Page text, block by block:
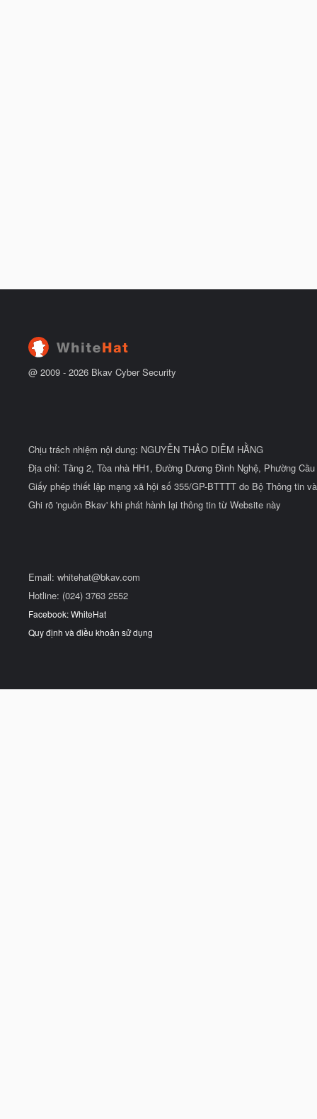
@ 2009 - 2026 Bkav Cyber Security
Chịu trách nhiệm nội dung: NGUYỄN THẢO DIỄM HẰNG
Địa chỉ: Tầng 2, Tòa nhà HH1, Đường Dương Đình Nghệ, Phường
Giấy phép thiết lập mạng xã hội số 355/GP-BTTTT do Bộ Thông tin
Ghi rõ 'nguồn Bkav' khi phát hành lại thông tin từ Website này
Email: whitehat@bkav.com
Hotline: (024) 3763 2552
Facebook: WhiteHat
Quy định và điều khoản sử dụng